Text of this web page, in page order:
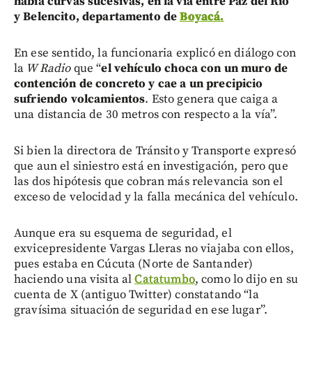
y Belencito, departamento deBoyacá.
En ese sentido, la funcionaria explicó en diálogo con
la W Radioque “el vehículo choca con un muro de
contención de concreto y cae a un precipicio
sufriendo volcamientos. Esto genera que caiga a
una distancia de 30 metros con respecto a la vía”.
Si bien la directora de Tránsito y Transporte expresó
que aun el siniestro está en investigación, pero que
las dos hipótesis que cobran más relevancia son el
exceso de velocidad y la falla mecánica del vehículo.
Aunque era su esquema de seguridad, el
exvicepresidente Vargas Lleras no viajaba con ellos,
pues estaba en Cúcuta (Norte de Santander)
haciendo una visita alCatatumbo, como lo dijo en su
cuenta de X (antiguo Twitter) constatando “la
gravísima situación de seguridad en ese lugar”.